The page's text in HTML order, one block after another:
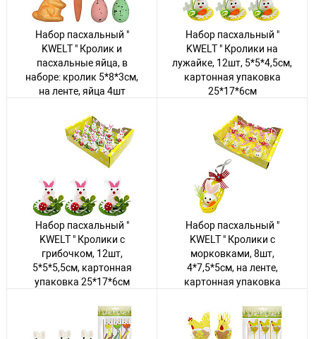
Набор пасхальный "
KWELT " Кролик и
пасхальные яйца, в
наборе: кролик 5*8*3см,
на ленте, яйца 4шт
1,5*7*1см, пакет,
европодвес
Авторизуйтесь, чтобы
увидеть цену
572 товара
Набор пасхальный "
KWELT " Кролики на
лужайке, 12шт, 5*5*4,5см,
картонная упаковка
25*17*6см
увидеть цену
58 товаров
Набор пасхальный "
KWELT " Кролики с
грибочком, 12шт,
5*5*5,5см, картонная
упаковка 25*17*6см
увидеть цену
77 товаров
Набор пасхальный "
KWELT " Кролики с
морковками, 8шт,
4*7,5*5см, на ленте,
картонная упаковка
Авторизуйтесь, чтобы
увидеть цену